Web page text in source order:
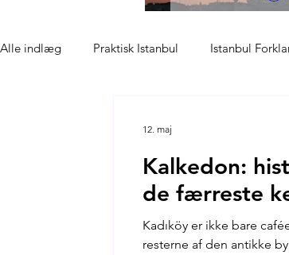
Alle indlæg Praktisk Istanbul Istanbul
Kalkedon:
de færreste
Kadıköy er ikke bare
resterne af den antikke
12. maj